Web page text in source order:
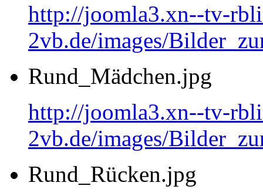
http://joomla3.xn--tv-
2vb.de/images/
Rund_Mädchen.jpg
http://joomla3.xn--tv-
2vb.de/images/
Rund_Rücken.jpg